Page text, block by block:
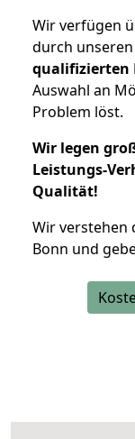
Wir verfügen
durch
qualifizierten
Auswahl an
Problem löst.
Wir legen
Leistungs-
Qualität!
Wir verstehen
Bonn und